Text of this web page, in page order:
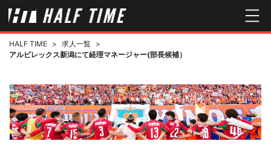
HALF TIME > 求人一覧 >
アルビレックス新潟にて経理マネージャー(部長候補）